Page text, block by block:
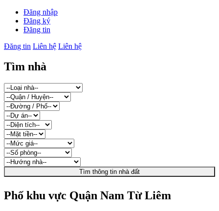
Đăng nhập
Đăng ký
Đăng tin
Đăng tin Liên hệ Liên hệ
Tìm nhà
Tìm thông tin nhà đất
Phố khu vực Quận Nam Từ Liêm